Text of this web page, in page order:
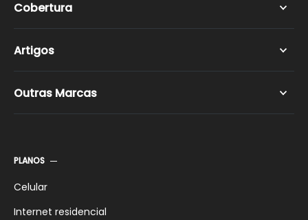
Cobertura
João Pessoa
Natal
Campina Grande
Teresina
Artigos
Outras Marcas
SKY
Vivo
TIM
PLANOS
Celular
Internet residencial